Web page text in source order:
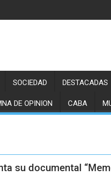
SOCIEDAD DESTACADAS
DE OPINION CABA
su documental